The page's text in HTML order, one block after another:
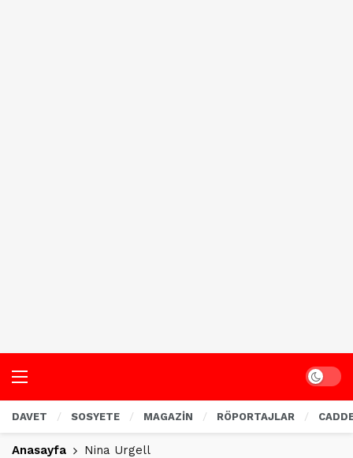
Dark
DAVET SOSYETE MAGAZİN RÖPORTAJLAR
Anasayfa Nina Urgell